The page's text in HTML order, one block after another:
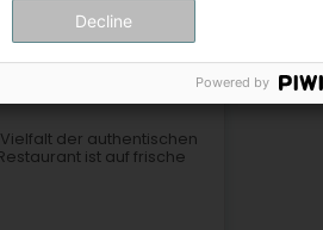
der authentischen
ist auf frische
Decline
Powered by